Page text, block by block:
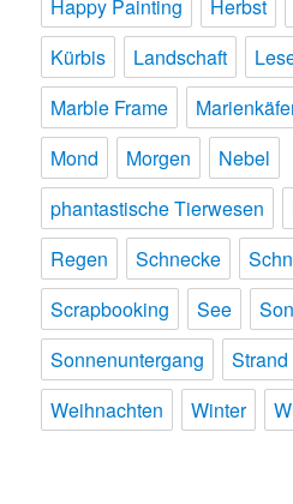
Happy Painting
Herbst
Kürbis
Landschaft
Marble Frame
Mond
Morgen
Nebel
phantastische Tierwesen
Regen
Schnecke
Scrapbooking
See
Sonnenuntergang
Strand
Weihnachten
Winter